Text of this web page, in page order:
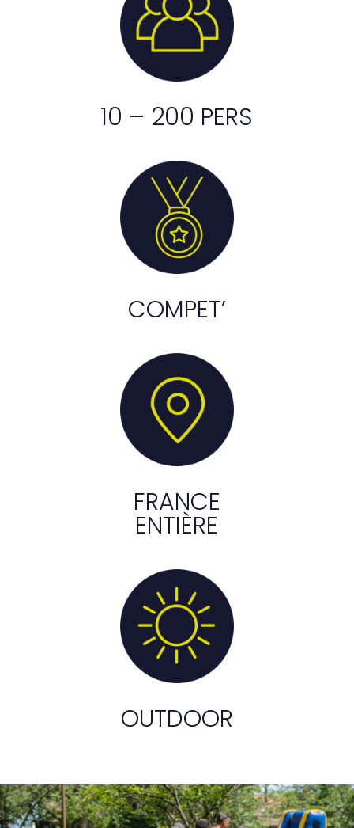
10 – 200 PERS
COMPET’
FRANCE
ENTIÈRE
OUTDOOR